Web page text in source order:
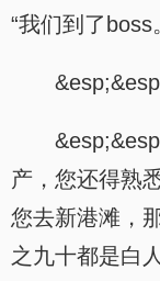
“我们到了boss
产，您还得熟
您去新港滩，
之九十都是白